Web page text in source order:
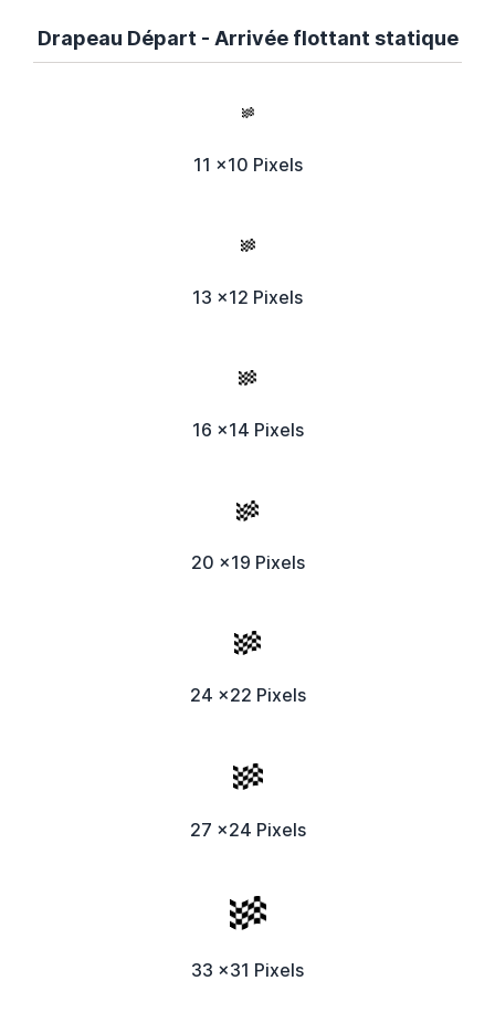
Drapeau Départ - Arrivée flottant statique
11 x10 Pixels
13 x12 Pixels
16 x14 Pixels
20 x19 Pixels
24 x22 Pixels
27 x24 Pixels
33 x31 Pixels